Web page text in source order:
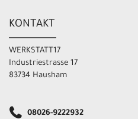
KONTAKT
WERKSTATT17
Industriestrasse 17
83734 Hausham
08026-9222932